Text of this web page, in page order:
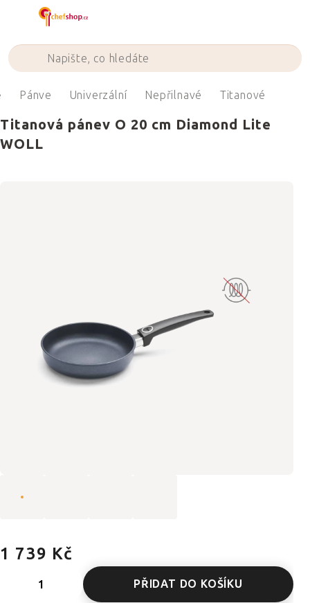
Pánve Univerzální Nepřilnavé Titanové
Titanová pánev O 20 cm Diamond Lite
WOLL
1 739 Kč
PŘIDAT DO KOŠÍKU